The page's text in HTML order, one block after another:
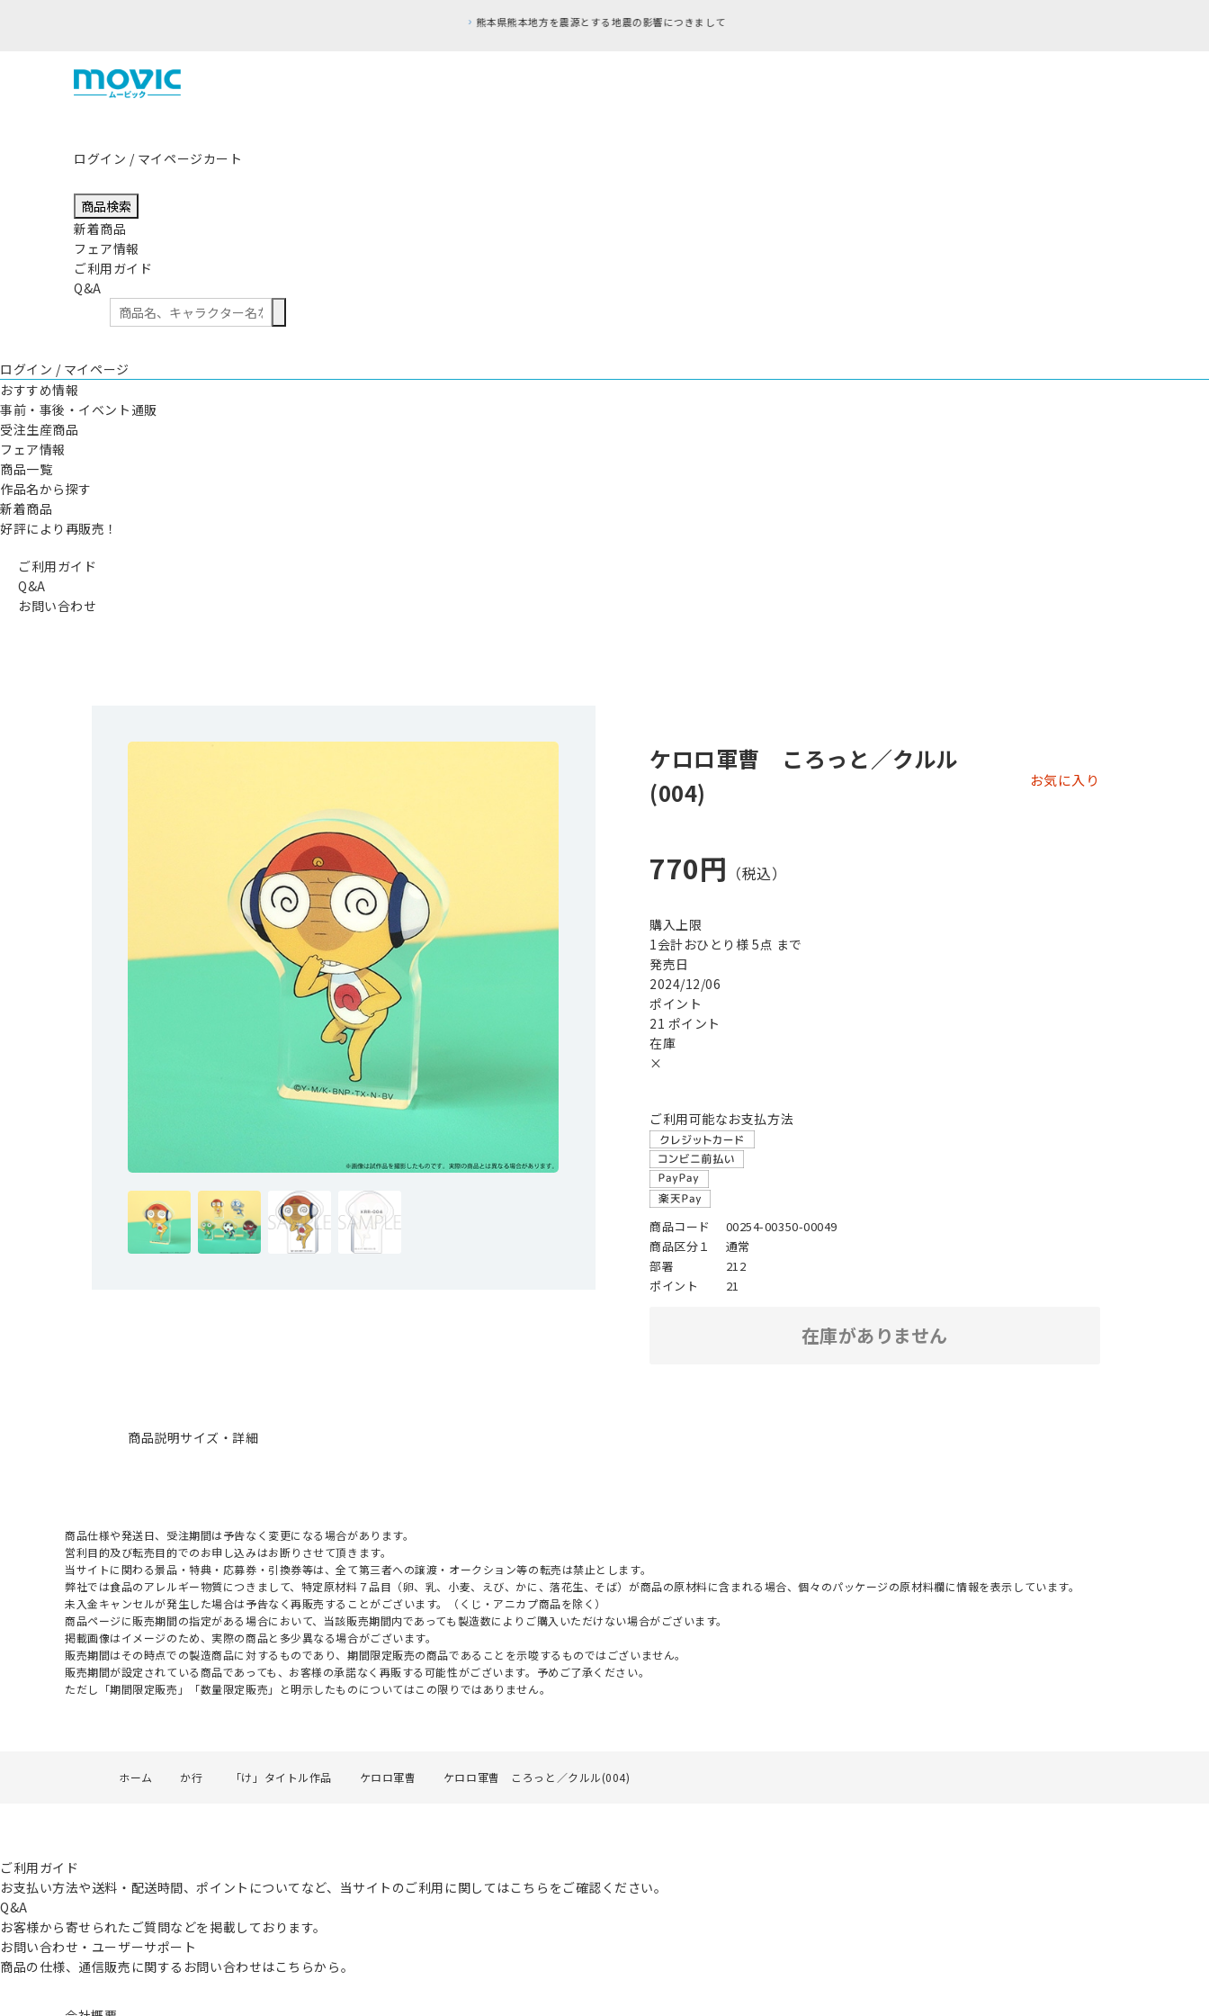
RFC違反アドレスのご利用について
ログイン / マイページカート
商品検索
新着商品
フェア情報
ご利用ガイド
Q&A
ログイン / マイページ
おすすめ情報
事前・事後・イベント通販
受注生産商品
フェア情報
商品一覧
作品名から探す
新着商品
好評により再販売！
ご利用ガイド
Q&A
お問い合わせ
ケロロ軍曹 ころっと／クルル
(004)
お気に入り
770円
購入上限
1会計おひとり様 5点 まで
発売日
2024/12/06
ポイント
21 ポイント
在庫
×
ご利用可能なお支払方法
商品コード
00254-00350-00049
商品区分１
通常
部署
212
ポイント
21
在庫がありません
商品説明サイズ・詳細
商品仕様や発送日、受注期間は予告なく変更になる場合があります。
営利目的及び転売目的でのお申し込みはお断りさせて頂きます。
当サイトに関わる景品・特典・応募券・引換券等は、全て第三者への譲渡・オークション等の転売は禁止とします。
弊社では食品のアレルギー物質につきまして、特定原材料７品目（卵、乳、小麦、えび、かに、落花生、そば）が商品の原材料に含まれる場合、個々のパッケージの原材料欄に情報を表示しています。
未入金キャンセルが発生した場合は予告なく再販売することがございます。（くじ・アニカプ商品を除く）
商品ページに販売期間の指定がある場合において、当該販売期間内であっても製造数によりご購入いただけない場合がございます。
掲載画像はイメージのため、実際の商品と多少異なる場合がございます。
販売期間はその時点での製造商品に対するものであり、期間限定販売の商品であることを示唆するものではございません。
販売期間が設定されている商品であっても、お客様の承諾なく再販する可能性がございます。予めご了承ください。
ただし「期間限定販売」「数量限定販売」と明示したものについてはこの限りではありません。
ホーム か行 「け」タイトル作品 ケロロ軍曹 ケロロ軍曹 ころっと／クルル(004)
ご利用ガイド
お支払い方法や送料・配送時間、ポイントについてなど、当サイトのご利用に関してはこちらをご確認ください。
Q&A
お客様から寄せられたご質問などを掲載しております。
お問い合わせ・ユーザーサポート
商品の仕様、通信販売に関するお問い合わせはこちらから。